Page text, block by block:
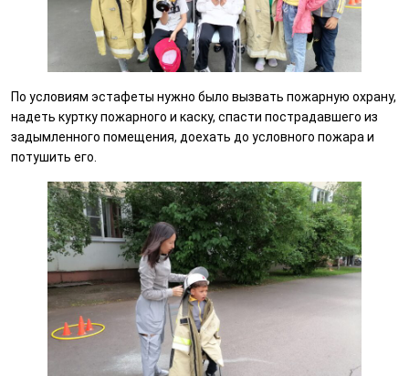
По условиям эстафеты нужно было вызвать пожарную охрану,
надеть куртку пожарного и каску, спасти пострадавшего из
задымленного помещения, доехать до условного пожара и
потушить его.